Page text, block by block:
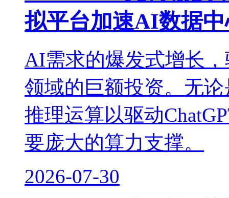
拟平台加速AI数据
AI需求的爆发式增长
领域的巨额投资。无
推理运算以驱动
要庞大的算力支撑。
2026-07-30